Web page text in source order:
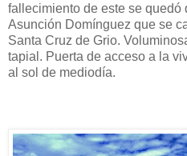
fallecimiento de este se quedó
Asunción Domínguez que se
Santa Cruz de Grio.
tapial. Puerta de acceso a la
al sol de mediodía.